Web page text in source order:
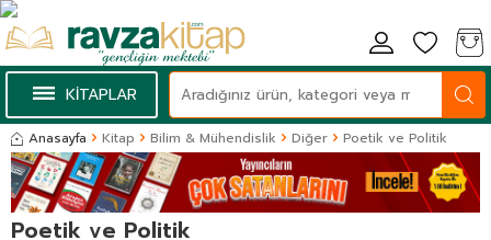
KİTAPLAR
Anasayfa Kitap Bilim & Mühendislik Diğer Poetik ve Politik
Poetik ve Politik